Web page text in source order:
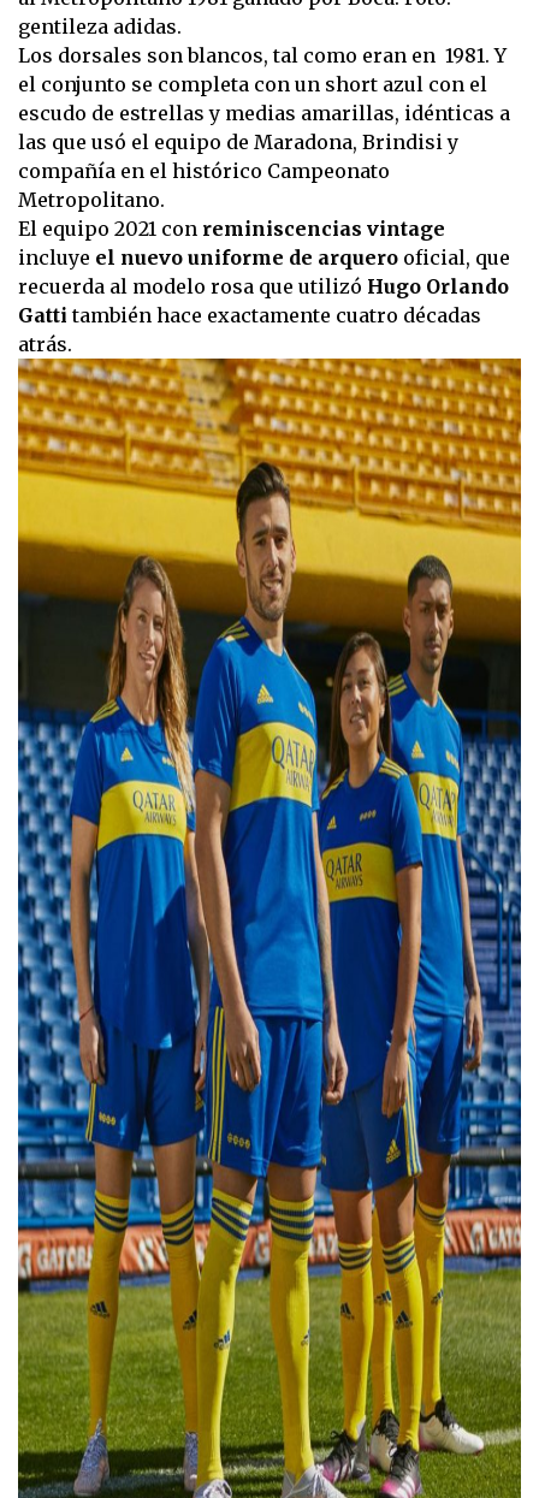
gentileza adidas.
Los dorsales son blancos, tal como eran en 1981. Y
el conjunto se completa con un short azul con el
escudo de estrellas y medias amarillas, idénticas a
las que usó el equipo de Maradona, Brindisi y
compañía en el histórico Campeonato
Metropolitano.
El equipo 2021 con reminiscencias vintage
incluye el nuevo uniforme de arquero oficial, que
recuerda al modelo rosa que utilizó Hugo Orlando
Gattitambién hace exactamente cuatro décadas
atrás.